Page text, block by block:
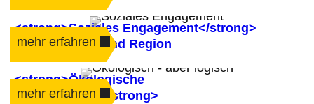
<strong>Soziales Engagement</strong>
für Mitarbeiter und Region
mehr erfahren
<strong>Ökologische
Nachhaltigkeit</strong>
mehr erfahren